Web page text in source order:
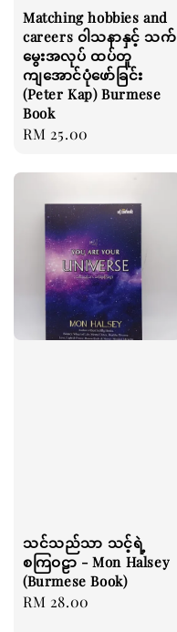
Matching hobbies and
careers ဝါသနာနှင့် သက်
မွေးအလုပ် ထပ်တူ
ကျအောင်ပုံဖော်ခြင်း
(Peter Kap) Burmese
Book
Regular
RM 25.00
သင်သည်သာ သင့်ရဲ့
စကြဝဠာ - Mon Halsey
(Burmese Book)
Regular
RM 28.00